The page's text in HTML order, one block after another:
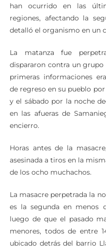
Nariño (…) así como por
han ocurrido en las
regiones, afectando la
La matanza fue
dispararon contra un
primeras informaciones
de regreso en su pueblo
y el sábado por la noche
en las afueras de
Horas antes de la
asesinada a tiros en la
La masacre perpetrada la
es la segunda en menos
luego de que el pasado
menores, todos de entre